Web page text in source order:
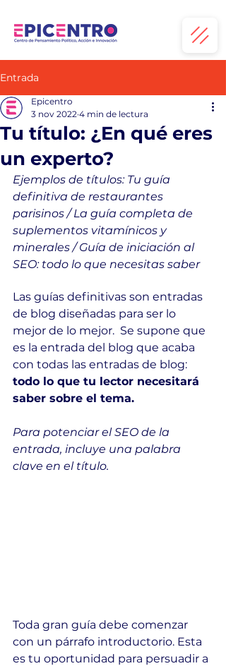
Entrada
Tu título: ¿En qué eres
un experto?
Epicentro
3 nov 2022 4 min de lectura
Ejemplos de títulos: Tu guía
definitiva de restaurantes
parisinos / La guía completa de
suplementos vitamínicos y
minerales / Guía de iniciación al
SEO: todo lo que necesitas saber
Las guías definitivas son entradas
de blog diseñadas para ser lo
mejor de lo mejor.  Se supone que
es la entrada del blog que acaba
con todas las entradas de blog:
todo lo que tu lector necesitará
saber sobre el tema.
Para potenciar el SEO de la
entrada, incluye una palabra
clave en el título.
Toda gran guía debe comenzar
con un párrafo introductorio. Esta
es tu oportunidad para persuadir a